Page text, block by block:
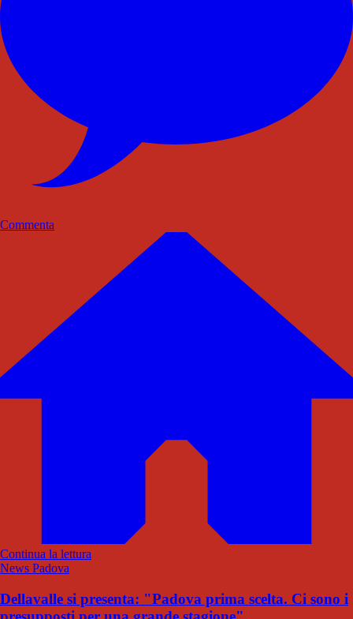
Commenta
Continua la lettura
News Padova
Dellavalle si presenta: "Padova prima scelta. Ci sono i